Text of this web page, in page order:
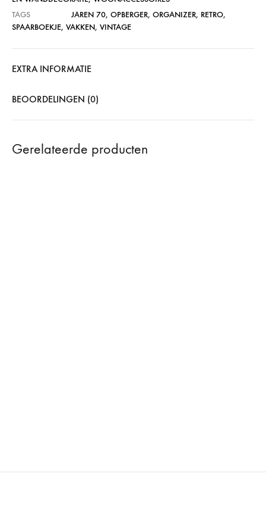
TAGS
JAREN 70, OPBERGER, ORGANIZER, RETRO,
SPAARBOEKJE, VAKKEN, VINTAGE
EXTRA INFORMATIE
BEOORDELINGEN (0)
Gerelateerde producten